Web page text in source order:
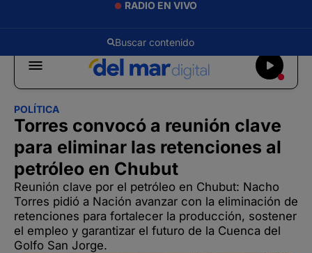
RADIO EN VIVO
POLÍTICA
Torres convocó a reunión clave
para eliminar las retenciones al
petróleo en Chubut
Reunión clave por el petróleo en Chubut: Nacho
Torres pidió a Nación avanzar con la eliminación de
retenciones para fortalecer la producción, sostener
el empleo y garantizar el futuro de la Cuenca del
Golfo San Jorge.